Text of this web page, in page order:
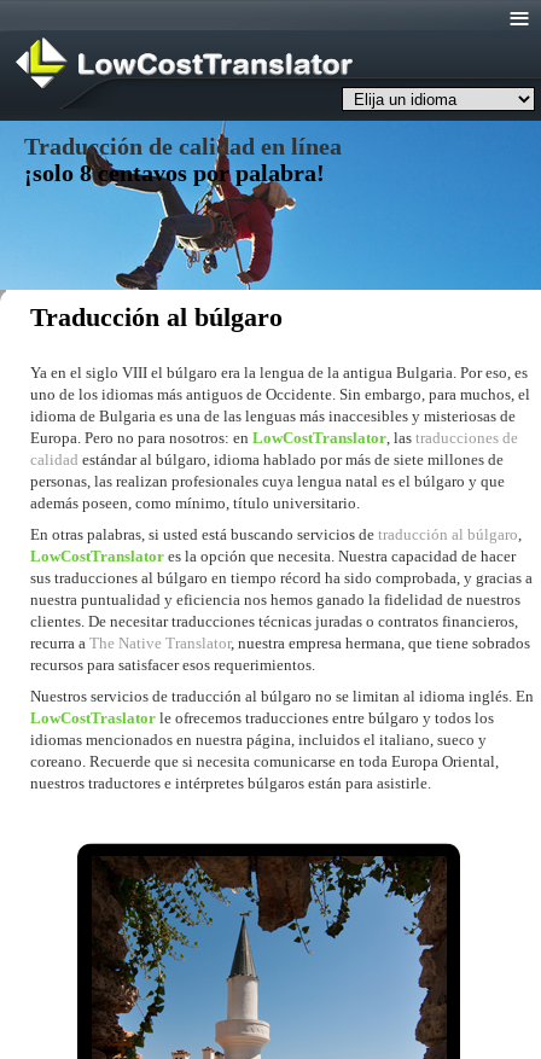
Traducción de calidad en línea
¡solo 8 centavos por palabra!
Traducción al búlgaro
Ya en el siglo VIII el búlgaro era la lengua de la antigua Bulgaria. Por eso, es
uno de los idiomas más antiguos de Occidente. Sin embargo, para muchos, el
idioma de Bulgaria es una de las lenguas más inaccesibles y misteriosas de
Europa. Pero no para nosotros: en LowCostTranslator, las traducciones de
calidad estándar al búlgaro, idioma hablado por más de siete millones de
personas, las realizan profesionales cuya lengua natal es el búlgaro y que
además poseen, como mínimo, título universitario.
En otras palabras, si usted está buscando servicios de traducción al búlgaro,
LowCostTranslator es la opción que necesita. Nuestra capacidad de hacer
sus traducciones al búlgaro en tiempo récord ha sido comprobada, y gracias a
nuestra puntualidad y eficiencia nos hemos ganado la fidelidad de nuestros
clientes. De necesitar traducciones técnicas juradas o contratos financieros,
recurra a The Native Translator, nuestra empresa hermana, que tiene sobrados
recursos para satisfacer esos requerimientos.
Nuestros servicios de traducción al búlgaro no se limitan al idioma inglés. En
LowCostTraslator le ofrecemos traducciones entre búlgaro y todos los
idiomas mencionados en nuestra página, incluidos el italiano, sueco y
coreano. Recuerde que si necesita comunicarse en toda Europa Oriental,
nuestros traductores e intérpretes búlgaros están para asistirle.